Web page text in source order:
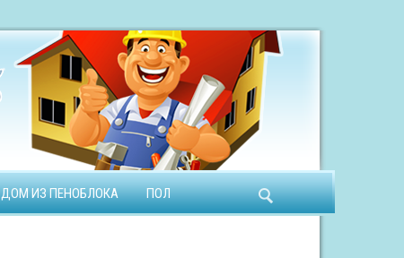
ДОМ ИЗ ПЕНОБЛОКА ПОЛ